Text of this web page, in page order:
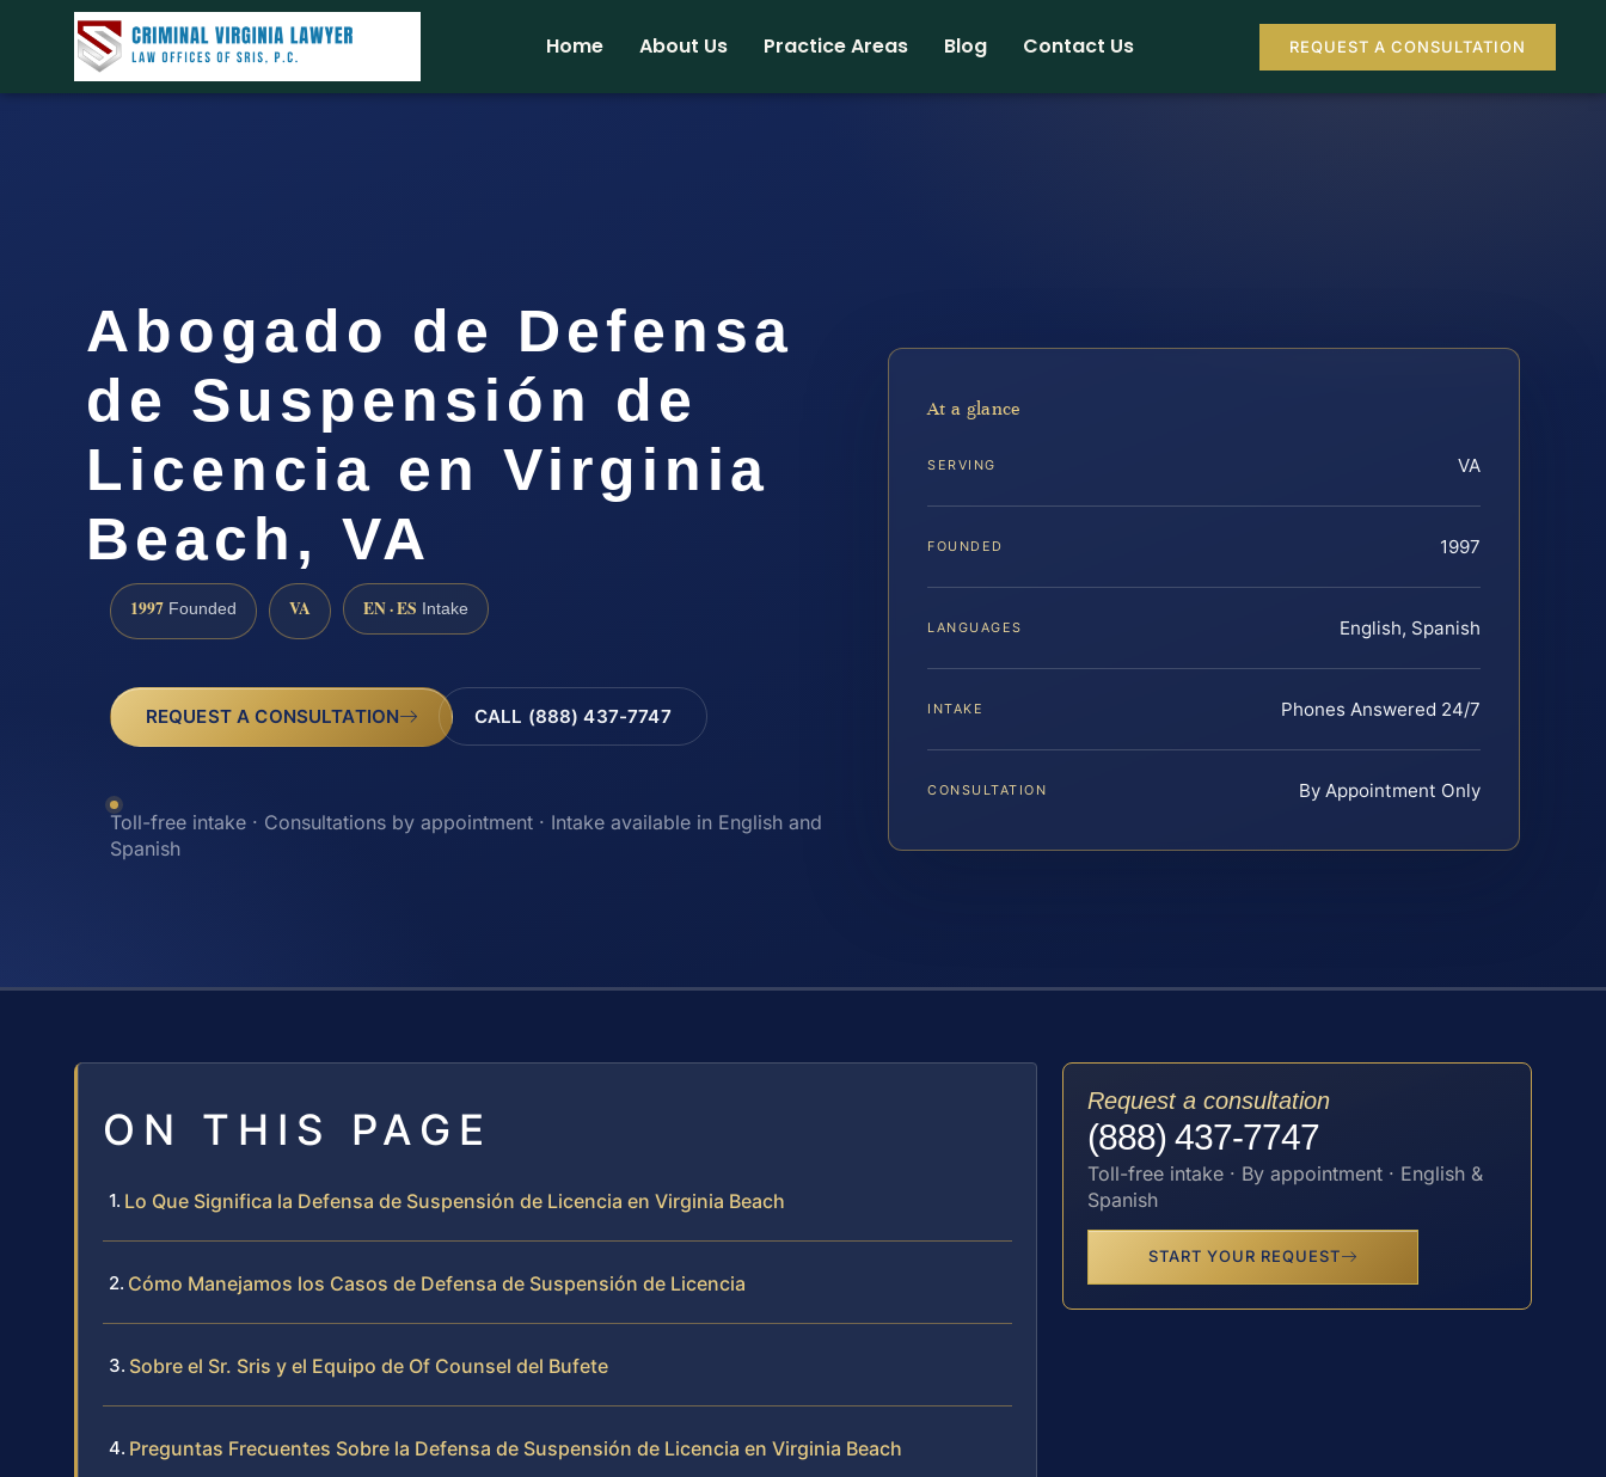
Home About Us Practice Areas Blog Contact Us REQUEST A CONSULTATION
Abogado de Defensa
de Suspensión de
Licencia en Virginia
Beach, VA
1997 Founded VA EN · ES Intake
REQUEST A CONSULTATION CALL (888) 437-7747
Toll-free intake · Consultations by appointment · Intake available in English and
Spanish
At a glance
SERVING VA
FOUNDED 1997
LANGUAGES English, Spanish
INTAKE Phones Answered 24/7
CONSULTATION By Appointment Only
ON THIS PAGE
Lo Que Significa la Defensa de Suspensión de Licencia en Virginia Beach
Cómo Manejamos los Casos de Defensa de Suspensión de Licencia
Sobre el Sr. Sris y el Equipo de Of Counsel del Bufete
Preguntas Frecuentes Sobre la Defensa de Suspensión de Licencia en Virginia Beach
Request a consultation
(888) 437-7747
Toll-free intake · By appointment · English &
Spanish
START YOUR REQUEST